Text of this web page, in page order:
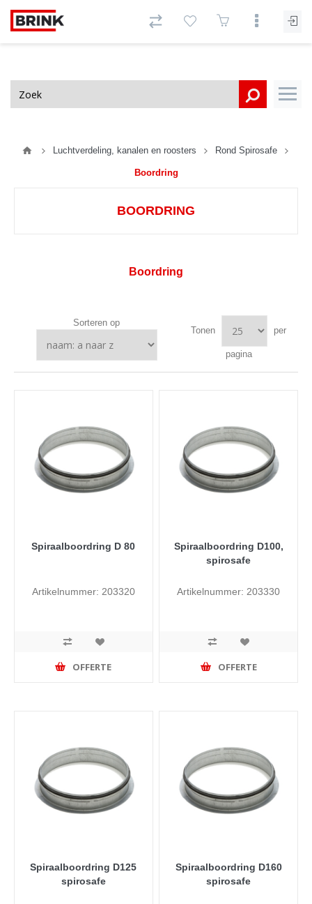
Luchtverdeling, kanalen en roosters Rond Spirosafe
Boordring
BOORDRING
Boordring
Sorteren op
Tonen per
pagina
Spiraalboordring D 80
Artikelnummer: 203320
OFFERTE
Spiraalboordring D100,
spirosafe
Artikelnummer: 203330
OFFERTE
Spiraalboordring D125
spirosafe
Spiraalboordring D160
spirosafe